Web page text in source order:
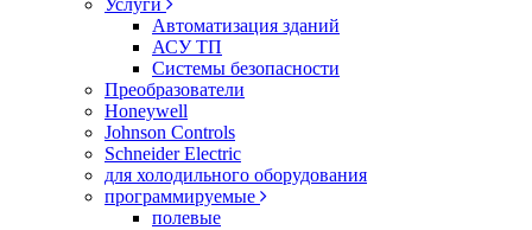
Услуги
Автоматизация зданий
АСУ ТП
Системы безопасности
Преобразователи
Honeywell
Johnson Controls
Schneider Electric
для холодильного оборудования
программируемые
полевые